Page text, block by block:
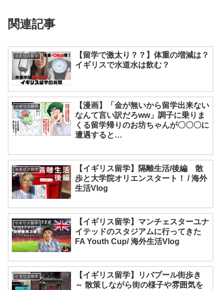
関連記事
イギリス留学
【留学で激太り？？】体重の増減は？
イギリスで水道水は飲む？
イギリス留学
【漫画】「金が無いから留学出来ない
なんて言い訳だろww」調子に乗りま
くる留学帰りのお坊ちゃんが〇〇〇に
遭遇すると…
イギリス留学
【イギリス留学】隔離生活/後編 散
歩と大学院オリエンスタート！ / 海外
生活Vlog
イギリス留学
【イギリス留学】マンチェスターユナ
イテッドのスタジアムに行ってきた
FA Youth Cup/ 海外生活Vlog
イギリス留学
【イギリス留学】リバプール街歩き
～ 散策しながら街の様子や雰囲気を